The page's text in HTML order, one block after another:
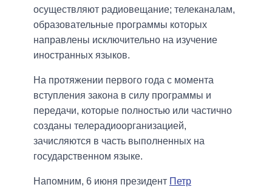
осуществляют радиовещание; телеканалам,
образовательные программы которых
направлены исключительно на изучение
иностранных языков.
На протяжении первого года с момента
вступления закона в силу программы и
передачи, которые полностью или частично
созданы телерадиоорганизацией,
зачисляются в часть выполненных на
государственном языке.
Напомним, 6 июня президент Петр